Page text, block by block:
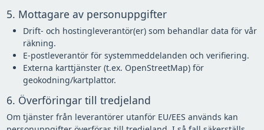
5. Mottagare av personuppgifter
Drift- och hostingleverantör(er) som behandlar data för vår
räkning.
E-postleverantör för systemmeddelanden och verifiering.
Externa karttjänster (t.ex. OpenStreetMap) för
geokodning/kartplattor.
6. Överföringar till tredjeland
Om tjänster från leverantörer utanför EU/EES används kan